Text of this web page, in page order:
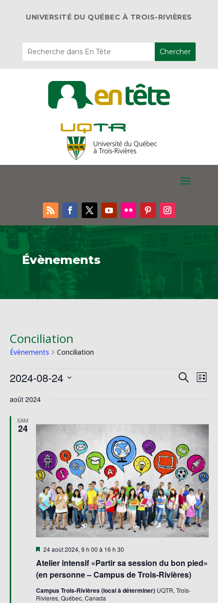
UNIVERSITÉ DU QUÉBEC À TROIS-RIVIÈRES
Évènements
Conciliation
Évènements Conciliation
Évènements
vues
Recherche
de
Liste
2024-08-24
une
août 2024
SAM
24
Atelier intensif «Partir sa session du bon pied»
(en personne – Campus de Trois-Rivières)
Mis
avant
24 août 2024, 9 h 00 à 16 h 30
Campus Trois-Rivières (local à déterminer) UQTR, Trois-
Rivieres, Québec, Canada